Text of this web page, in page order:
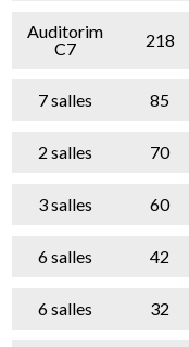
Auditorim
C7
218
7 salles 85
2 salles 70
3 salles 60
6 salles 42
6 salles 32